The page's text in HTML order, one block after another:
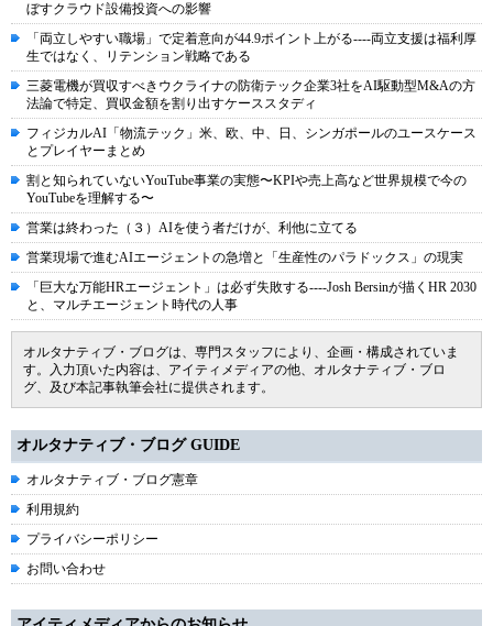
ぼすクラウド設備投資への影響
「両立しやすい職場」で定着意向が44.9ポイント上がる----両立支援は福利厚
生ではなく、リテンション戦略である
三菱電機が買収すべきウクライナの防衛テック企業3社をAI駆動型M&Aの方
法論で特定、買収金額を割り出すケーススタディ
フィジカルAI「物流テック」米、欧、中、日、シンガポールのユースケース
とプレイヤーまとめ
割と知られていないYouTube事業の実態〜KPIや売上高など世界規模で今の
YouTubeを理解する〜
営業は終わった（３）AIを使う者だけが、利他に立てる
営業現場で進むAIエージェントの急増と「生産性のパラドックス」の現実
「巨大な万能HRエージェント」は必ず失敗する----Josh Bersinが描くHR 2030
と、マルチエージェント時代の人事
オルタナティブ・ブログは、専門スタッフにより、企画・構成されていま
す。入力頂いた内容は、アイティメディアの他、オルタナティブ・ブロ
グ、及び本記事執筆会社に提供されます。
オルタナティブ・ブログ GUIDE
オルタナティブ・ブログ憲章
利用規約
プライバシーポリシー
お問い合わせ